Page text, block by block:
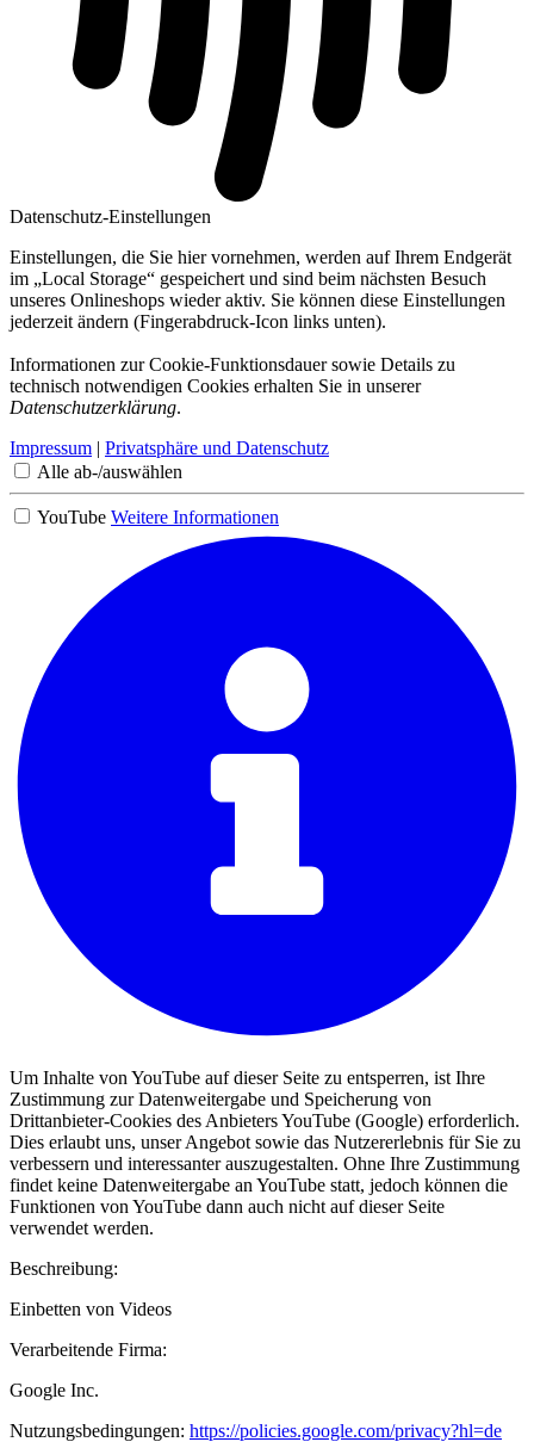
Datenschutz-Einstellungen
Einstellungen, die Sie hier vornehmen, werden auf Ihrem Endgerät
im „Local Storage“ gespeichert und sind beim nächsten Besuch
unseres Onlineshops wieder aktiv. Sie können diese Einstellungen
jederzeit ändern (Fingerabdruck-Icon links unten).
Informationen zur Cookie-Funktionsdauer sowie Details zu
technisch notwendigen Cookies erhalten Sie in unserer
Datenschutzerklärung.
Impressum | Privatsphäre und Datenschutz
Alle ab-/auswählen
YouTube Weitere Informationen
Um Inhalte von YouTube auf dieser Seite zu entsperren, ist Ihre
Zustimmung zur Datenweitergabe und Speicherung von
Drittanbieter-Cookies des Anbieters YouTube (Google) erforderlich.
Dies erlaubt uns, unser Angebot sowie das Nutzererlebnis für Sie zu
verbessern und interessanter auszugestalten. Ohne Ihre Zustimmung
findet keine Datenweitergabe an YouTube statt, jedoch können die
Funktionen von YouTube dann auch nicht auf dieser Seite
verwendet werden.
Beschreibung:
Einbetten von Videos
Verarbeitende Firma:
Google Inc.
Nutzungsbedingungen: https://policies.google.com/privacy?hl=de